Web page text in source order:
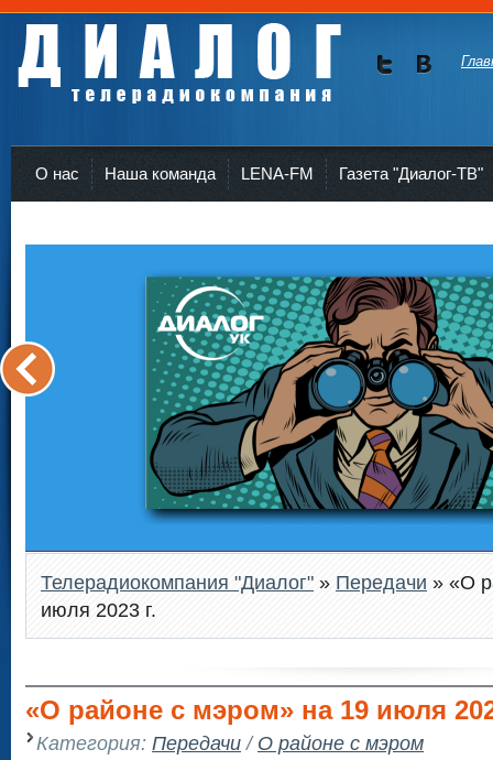
О нас Наша команда LENA-FM Газета "Диалог-ТВ"
Телерадиокомпания "Диалог" » Передачи » «О
июля 2023 г.
«О районе с мэром» на 19 июля
Категория: Передачи/О районе с мэром